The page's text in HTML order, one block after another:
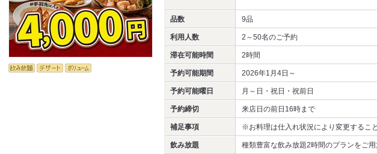
品数 9品
利用人数 2～50名のご予約
滞在可能時間 2時間
予約可能期間 2026年1月4日～
予約可能曜日 月～日・祝日・祝前日
予約締切 来店日の前日16時まで
補足事項 ※お料理は仕入れ状況により変更するこ
飲み放題 種類豊富な飲み放題2時間のプランをご用